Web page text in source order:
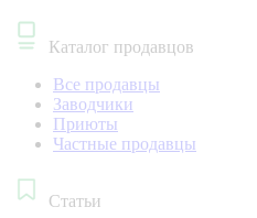
Каталог продавцов
Все продавцы
Заводчики
Приюты
Частные продавцы
Статьи